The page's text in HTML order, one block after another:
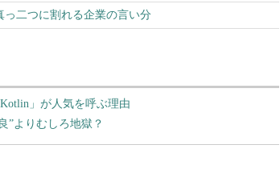
二つに割れる企業の言い分
」が人気を呼ぶ理由
”よりむしろ地獄？